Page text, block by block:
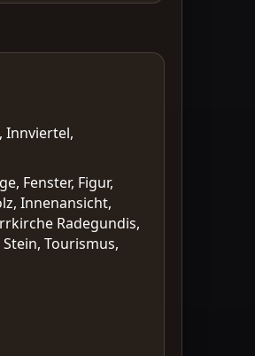
Innviertel,
Fenster, Figur,
Innenansicht,
Radegundis,
Tourismus,